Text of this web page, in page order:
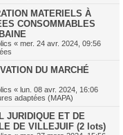
MATERIELS À
CONSOMMABLES
« mer. 24 avr. 2024, 09:56
DU MARCHÉ
« lun. 08 avr. 2024, 16:06
adaptées (MAPA)
JURIDIQUE ET DE
DE VILLEJUIF (2 lots)